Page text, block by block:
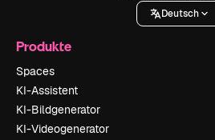
Deutsch
Produkte
Spaces
KI-Assistent
KI-Bildgenerator
KI-Videogenerator